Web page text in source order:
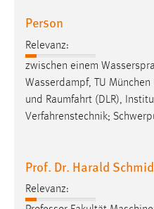
Person
Relevanz:
zwischen einem
Wasserdampf, TU
und Raumfahrt (DLR),
Verfahrenstechnik;
Prof. Dr. Harald Schmid
Relevanz: